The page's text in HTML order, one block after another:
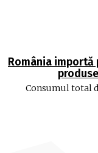
România importă
Consumul total